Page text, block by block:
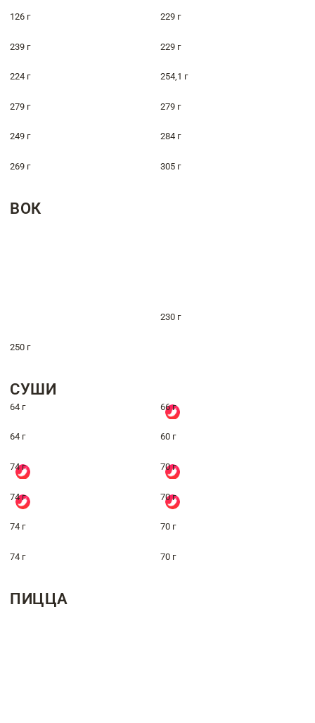
126 г 229 г
239 г 229 г
224 г 254,1 г
279 г 279 г
249 г 284 г
269 г 305 г
ВОК
230 г
250 г
СУШИ
64 г 66 г
64 г 60 г
74 г 70 г
74 г 70 г
74 г 70 г
74 г 70 г
ПИЦЦА